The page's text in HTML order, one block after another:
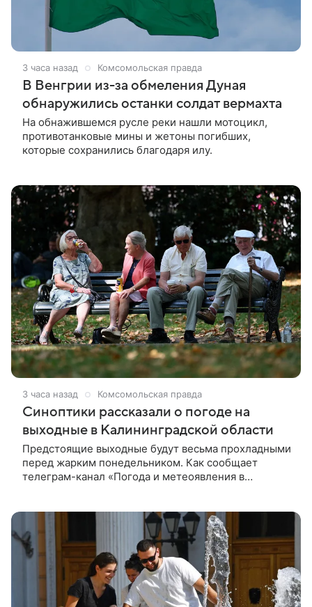
3 часа назад Комсомольская правда
В Венгрии из-за обмеления Дуная
обнаружились останки солдат вермахта
На обнажившемся русле реки нашли мотоцикл,
противотанковые мины и жетоны погибших,
которые сохранились благодаря илу.
3 часа назад Комсомольская правда
Синоптики рассказали о погоде на
выходные в Калининградской области
Предстоящие выходные будут весьма прохладными
перед жарким понедельником. Как сообщает
телеграм-канал «Погода и метеоявления в
исключены небольшие кратковременные дожди.